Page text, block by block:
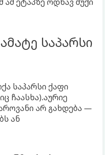
საპარსი
საპარსი ქაფი
ჩაასხა).აურიე
არ გახდება —
ან